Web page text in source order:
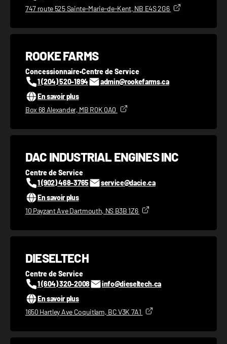
747 route 525 Sainte-Marie-de-Kent, NB E4S 2G6
ROOKE FARMS
Concessionnaire•Centre de Service
1 (204) 520-1894
admin@rookefarms.ca
En savoir plus
Box 68 Alexander, MB R0K 0A0
DAC INDUSTRIAL ENGINES INC
Centre de Service
1 (902) 468-3765
service@dacie.ca
En savoir plus
10 Payzant Ave Dartmouth, NS B3B 1Z6
DIESELTECH
Centre de Service
1 (604) 320-2008
info@dieseltech.ca
En savoir plus
1650 Hartley Ave Coquitlam, BC V3K 7A1